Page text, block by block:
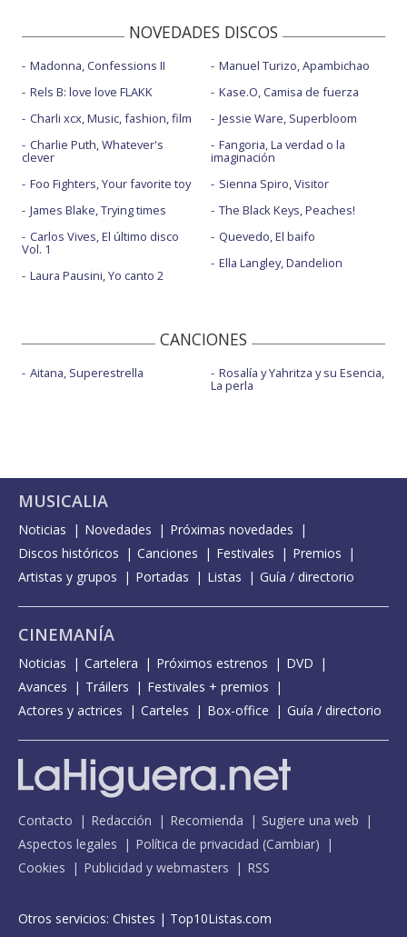
NOVEDADES DISCOS
Madonna, Confessions II
Rels B: love love FLAKK
Charli xcx, Music, fashion, film
Charlie Puth, Whatever's
clever
Foo Fighters, Your favorite toy
James Blake, Trying times
Carlos Vives, El último disco
Vol. 1
Laura Pausini, Yo canto 2
Manuel Turizo, Apambichao
Kase.O, Camisa de fuerza
Jessie Ware, Superbloom
Fangoria, La verdad o la
imaginación
Sienna Spiro, Visitor
The Black Keys, Peaches!
Quevedo, El baifo
Ella Langley, Dandelion
CANCIONES
Aitana, Superestrella Rosalía y Yahritza y su Esencia,
La perla
MUSICALIA
Noticias Novedades
Próximas novedades
Discos históricos
Canciones Festivales
Premios
Artistas y grupos
Portadas Listas Guía / directorio
CINEMANÍA
Noticias Cartelera Próximos estrenos
DVD
Avances
Tráilers
Festivales + premios
Actores y actrices
Carteles Box-office Guía / directorio
Contacto Redacción Recomienda
Sugiere una web
Aspectos legales
Política de privacidad (Cambiar)
Cookies
Publicidad y webmasters RSS
Otros servicios: Chistes | Top10Listas.com